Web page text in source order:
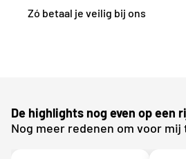
Zó betaal je veilig bij ons
De highlights nog even op een
Nog meer redenen om voor mij